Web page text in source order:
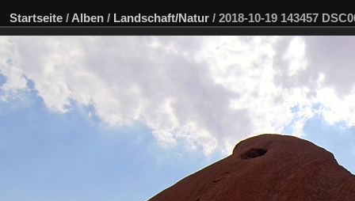
Startseite / Alben / Landschaft/Natur / 2018-10-19 143457